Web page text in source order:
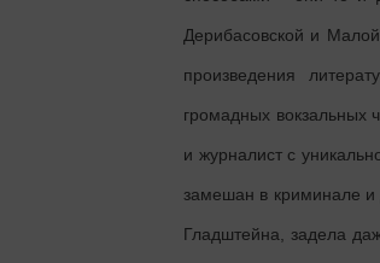
Дерибасовской и
произведения
громадных вокзальных
и журналист с
замешан в криминале и
Гладштейна, задела